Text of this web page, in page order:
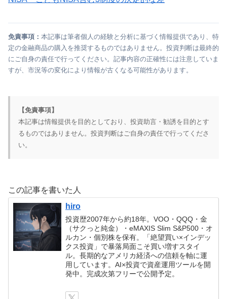
免責事項： 本記事は筆者個人の経験と分析に基づく情報提供であり、特
定の金融商品の購入を推奨するものではありません。投資判断は最終的
にご自身の責任で行ってください。記事内容の正確性には注意していま
すが、市況等の変化により情報が古くなる可能性があります。
【免責事項】
本記事は情報提供を目的としており、投資助言・勧誘を目的とす
るものではありません。投資判断はご自身の責任で行ってくださ
い。
この記事を書いた人
hiro
投資歴2007年から約18年。VOO・QQQ・金
（サクっと純金）・eMAXIS Slim S&P500・オ
ルカン・個別株を保有。「絶望買い×インデッ
クス投資」で暴落局面こそ買い増すスタイ
ル。長期的なアメリカ経済への信頼を軸に運
用しています。AI×投資で資産運用ツールを開
発中。完成次第フリーで公開予定。